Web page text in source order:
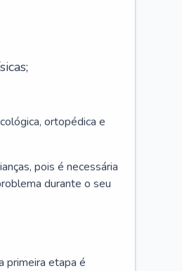
ortopédica e
pois é necessária
durante o seu
primeira etapa é